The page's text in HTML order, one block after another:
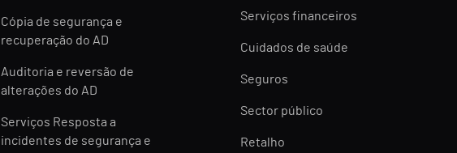
Cópia de segurança e
recuperação do AD
Auditoria e reversão de
alterações do AD
Serviços Resposta a
incidentes de segurança e
Serviços financeiros
Cuidados de saúde
Seguros
Sector público
Retalho